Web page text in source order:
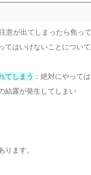
が出てしまったら焦っ
てはいけないことについて
てしまう ：絶対にやって
結露が発生してしまい
ります。